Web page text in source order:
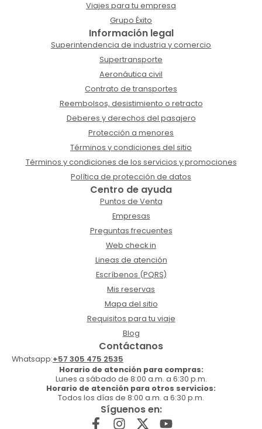
Viajes para tu empresa
Grupo Éxito
Información legal
Superintendencia de industria y comercio
Supertransporte
Aeronáutica civil
Contrato de transportes
Reembolsos, desistimiento o retracto
Deberes y derechos del pasajero
Protección a menores
Términos y condiciones del sitio
Términos y condiciones de los servicios y promociones
Política de protección de datos
Centro de ayuda
Puntos de Venta
Empresas
Preguntas frecuentes
Web check in
Lineas de atención
Escríbenos (PQRS)
Mis reservas
Mapa del sitio
Requisitos para tu viaje
Blog
Contáctanos
Whatsapp:+57 305 475 2535
Horario de atención para compras:
Lunes a sábado de 8:00 a.m. a 6:30 p.m.
Horario de atención para otros servicios:
Todos los días de 8:00 a.m. a 6:30 p.m.
Síguenos en: